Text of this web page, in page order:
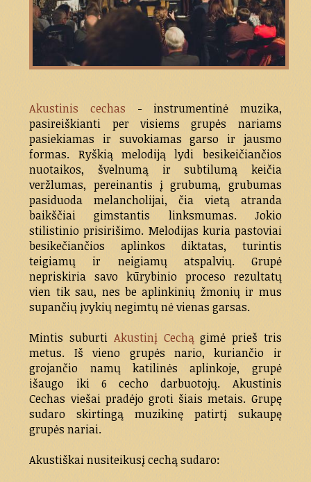
Akustinis cechas - instrumentinė muzika,
pasireiškianti per visiems grupės nariams
pasiekiamas ir suvokiamas garso ir jausmo
formas. Ryškią melodiją lydi besikeičiančios
nuotaikos, švelnumą ir subtilumą keičia
veržlumas, pereinantis į grubumą, grubumas
pasiduoda melancholijai, čia vietą atranda
baikščiai gimstantis linksmumas. Jokio
stilistinio prisirišimo. Melodijas kuria pastoviai
besikečiančios aplinkos diktatas, turintis
teigiamų ir neigiamų atspalvių. Grupė
nepriskiria savo kūrybinio proceso rezultatų
vien tik sau, nes be aplinkinių žmonių ir mus
supančių įvykių negimtų nė vienas garsas.
Mintis suburti Akustinį Cechągimė prieš tris
metus. Iš vieno grupės nario, kuriančio ir
grojančio namų katilinės aplinkoje, grupė
išaugo iki 6 cecho darbuotojų. Akustinis
Cechas viešai pradėjo groti šiais metais. Grupę
sudaro skirtingą muzikinę patirtį sukaupę
grupės nariai.
Akustiškai nusiteikusį cechą sudaro: